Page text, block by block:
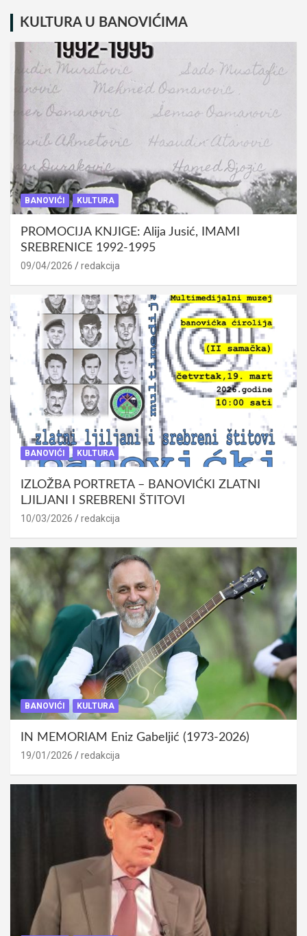
KULTURA U BANOVIĆIMA
BANOVIĆI KULTURA
PROMOCIJA KNJIGE: Alija Jusić, IMAMI
SREBRENICE 1992-1995
09/04/2026 redakcija
BANOVIĆI KULTURA
IZLOŽBA PORTRETA – BANOVIĆKI ZLATNI
LJILJANI I SREBRENI ŠTITOVI
10/03/2026 redakcija
BANOVIĆI KULTURA
IN MEMORIAM Eniz Gabeljić (1973-2026)
19/01/2026 redakcija